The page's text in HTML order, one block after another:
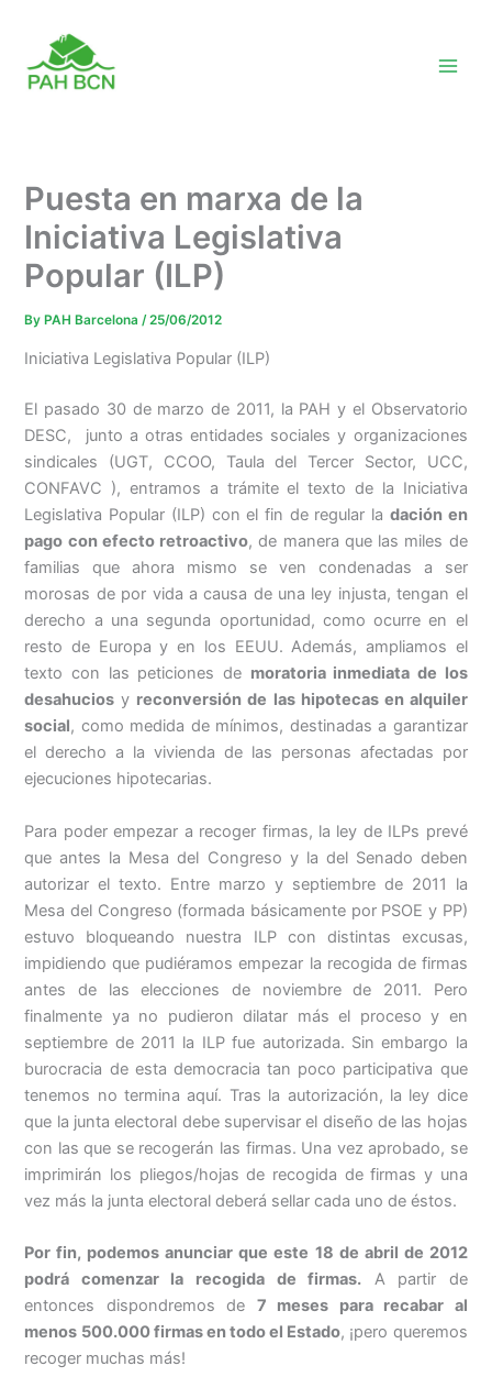
content
Puesta en marxa de la
Iniciativa Legislativa
Popular (ILP)
By PAH Barcelona/25/06/2012
Iniciativa Legislativa Popular (ILP)
El pasado 30 de marzo de 2011, la PAH y el Observatorio
DESC, junto a otras entidades sociales y organizaciones
sindicales (UGT, CCOO, Taula del Tercer Sector, UCC,
CONFAVC ), entramos a trámite el texto de la Iniciativa
Legislativa Popular (ILP) con el fin de regular la dación en
pago con efecto retroactivo, de manera que las miles de
familias que ahora mismo se ven condenadas a ser
morosas de por vida a causa de una ley injusta, tengan el
derecho a una segunda oportunidad, como ocurre en el
resto de Europa y en los EEUU. Además, ampliamos el
texto con las peticiones de moratoria inmediata de los
desahucios y reconversión de las hipotecas en alquiler
social, como medida de mínimos, destinadas a garantizar
el derecho a la vivienda de las personas afectadas por
ejecuciones hipotecarias.
Para poder empezar a recoger firmas, la ley de ILPs prevé
que antes la Mesa del Congreso y la del Senado deben
autorizar el texto. Entre marzo y septiembre de 2011 la
Mesa del Congreso (formada básicamente por PSOE y PP)
estuvo bloqueando nuestra ILP con distintas excusas,
impidiendo que pudiéramos empezar la recogida de firmas
antes de las elecciones de noviembre de 2011. Pero
finalmente ya no pudieron dilatar más el proceso y en
septiembre de 2011 la ILP fue autorizada. Sin embargo la
burocracia de esta democracia tan poco participativa que
tenemos no termina aquí. Tras la autorización, la ley dice
que la junta electoral debe supervisar el diseño de las hojas
con las que se recogerán las firmas. Una vez aprobado, se
imprimirán los pliegos/hojas de recogida de firmas y una
vez más la junta electoral deberá sellar cada uno de éstos.
Por fin, podemos anunciar que este 18 de abril de 2012
podrá comenzar la recogida de firmas. A partir de
entonces dispondremos de 7 meses para recabar al
menos 500.000 firmas en todo el Estado, ¡pero queremos
recoger muchas más!